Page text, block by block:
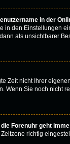
in der
in den Einstellungen
als unsichtbarer
Zeit nicht Ihrer
Wenn Sie noch nicht
Forenuhr geht
richtig